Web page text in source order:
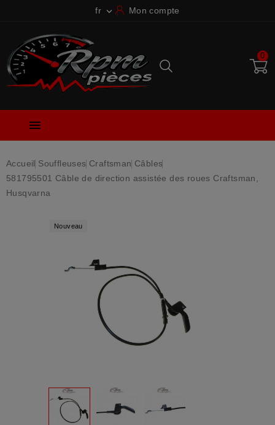
fr  Mon compte
0

Accueil Souffleuses Craftsman Câbles
581795501 Câble de direction assistée des roues Craftsman,
Husqvarna
Nouveau